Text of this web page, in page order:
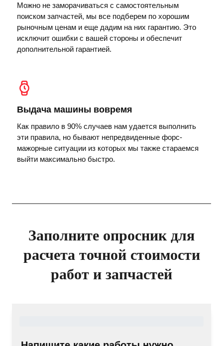
Можно не заморачиваться с самостоятельным
поиском запчастей, мы все подберем по хорошим
рыночным ценам и еще дадим на них гарантию. Это
исключит ошибки с вашей стороны и обеспечит
дополнительной гарантией.
Выдача машины вовремя
Как правило в 90% случаев нам удается выполнить
эти правила, но бывают непредвиденные форс-
мажорные ситуации из которых мы также стараемся
выйти максимально быстро.
Заполните опросник для
расчета точной стоимости
работ и запчастей